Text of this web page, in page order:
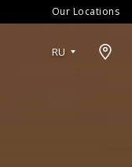
Our Locations
RU
Open map modal